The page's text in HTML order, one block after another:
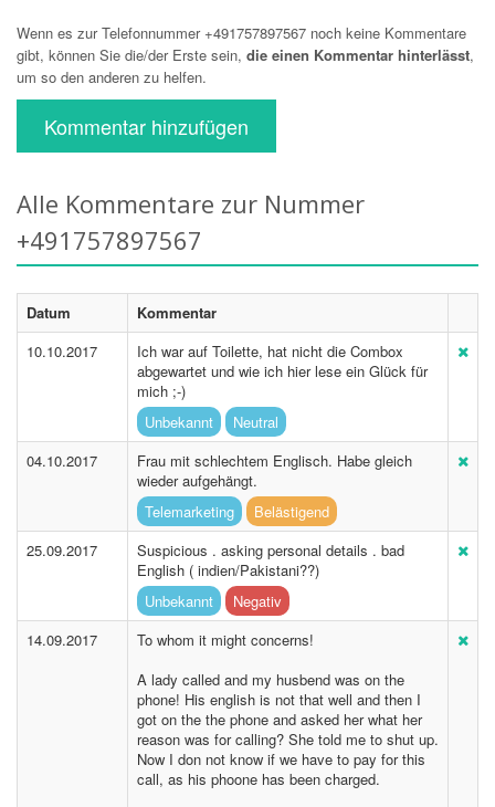
Wenn es zur Telefonnummer +491757897567 noch keine Kommentare
gibt, können Sie die/der Erste sein, die einen Kommentar hinterlässt,
um so den anderen zu helfen.
Kommentar hinzufügen
Alle Kommentare zur Nummer
+491757897567
Datum
Kommentar
10.10.2017
Ich war auf Toilette, hat nicht die Combox
abgewartet und wie ich hier lese ein Glück für
mich ;-)
Unbekannt
Neutral
04.10.2017
Frau mit schlechtem Englisch. Habe gleich
wieder aufgehängt.
Telemarketing
Belästigend
25.09.2017
Suspicious . asking personal details . bad
English ( indien/Pakistani??)
Unbekannt
Negativ
14.09.2017
To whom it might concerns!
A lady called and my husbend was on the
phone! His english is not that well and then I
got on the the phone and asked her what her
reason was for calling? She told me to shut up.
Now I don not know if we have to pay for this
call, as his phoone has been charged.